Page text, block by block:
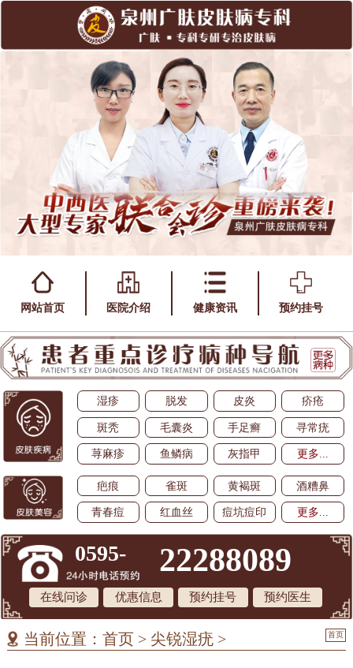
网站首页 医院介绍 健康资讯 预约挂号
湿疹 脱发 皮炎 疥疮
斑秃 毛囊炎 手足癣 寻常疣
荨麻疹 鱼鳞病 灰指甲 更多...
疤痕 雀斑 黄褐斑 酒糟鼻
青春痘 红血丝 痘坑痘印 更多...
0595- 22288089
在线问诊 优惠信息 预约挂号 预约医生
当前位置： 首页> 尖锐湿疣> 首页